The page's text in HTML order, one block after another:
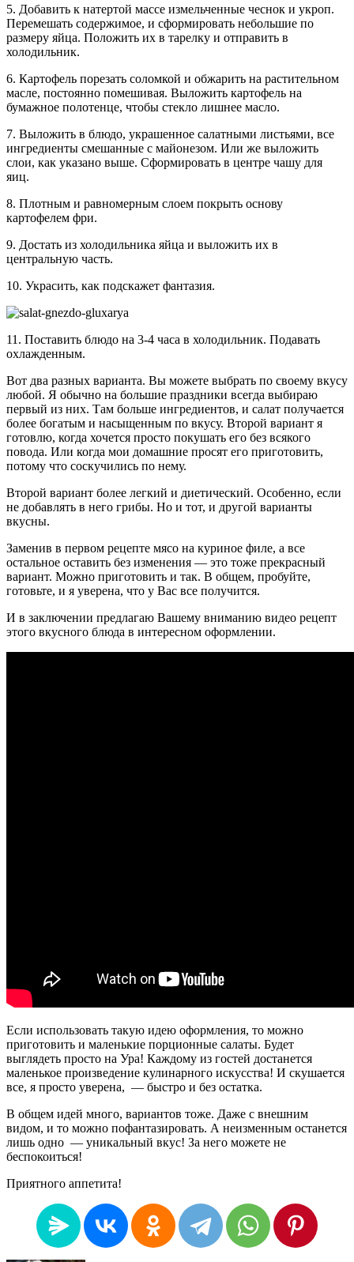
5. Добавить к натертой массе измельченные чеснок и укроп.
Перемешать содержимое, и сформировать небольшие по
размеру яйца. Положить их в тарелку и отправить в
холодильник.
6. Картофель порезать соломкой и обжарить на растительном
масле, постоянно помешивая. Выложить картофель на
бумажное полотенце, чтобы стекло лишнее масло.
7. Выложить в блюдо, украшенное салатными листьями, все
ингредиенты смешанные с майонезом. Или же выложить
слои, как указано выше. Сформировать в центре чашу для
яиц.
8. Плотным и равномерным слоем покрыть основу
картофелем фри.
9. Достать из холодильника яйца и выложить их в
центральную часть.
10. Украсить, как подскажет фантазия.
11. Поставить блюдо на 3-4 часа в холодильник. Подавать
охлажденным.
Вот два разных варианта. Вы можете выбрать по своему вкусу
любой. Я обычно на большие праздники всегда выбираю
первый из них. Там больше ингредиентов, и салат получается
более богатым и насыщенным по вкусу. Второй вариант я
готовлю, когда хочется просто покушать его без всякого
повода. Или когда мои домашние просят его приготовить,
потому что соскучились по нему.
Второй вариант более легкий и диетический. Особенно, если
не добавлять в него грибы. Но и тот, и другой варианты
вкусны.
Заменив в первом рецепте мясо на куриное филе, а все
остальное оставить без изменения — это тоже прекрасный
вариант. Можно приготовить и так. В общем, пробуйте,
готовьте, и я уверена, что у Вас все получится.
И в заключении предлагаю Вашему вниманию видео рецепт
этого вкусного блюда в интересном оформлении.
Если использовать такую идею оформления, то можно
приготовить и маленькие порционные салаты. Будет
выглядеть просто на Ура! Каждому из гостей достанется
маленькое произведение кулинарного искусства! И скушается
все, я просто уверена, — быстро и без остатка.
В общем идей много, вариантов тоже. Даже с внешним
видом, и то можно пофантазировать. А неизменным останется
лишь одно — уникальный вкус! За него можете не
беспокоиться!
Приятного аппетита!